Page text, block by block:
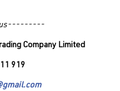
Company Limited
919